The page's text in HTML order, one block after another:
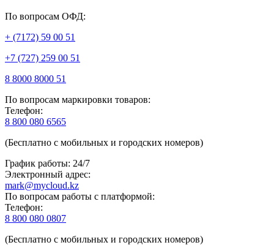
По вопросам ОФД:
+ (7172) 59 00 51
+7 (727) 259 00 51
8 8000 8000 51
По вопросам маркировки товаров:
Телефон:
8 800 080 6565
(Бесплатно с мобильных и городских номеров)
График работы: 24/7
Электронный адрес:
mark@mycloud.kz
По вопросам работы с платформой:
Телефон:
8 800 080 0807
(Бесплатно с мобильных и городских номеров)